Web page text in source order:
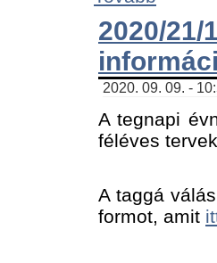
2020/
2020. 09. 09. -
A tegnapi
féléves
A taggá
formot, amit